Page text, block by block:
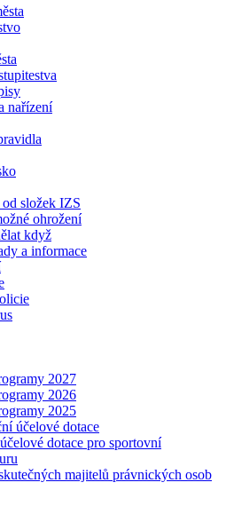
nařízení
složek IZS
ohrožení
když
a informace
2027
2026
2025
účelové dotace
dotace pro sportovní
majitelů právnických osob